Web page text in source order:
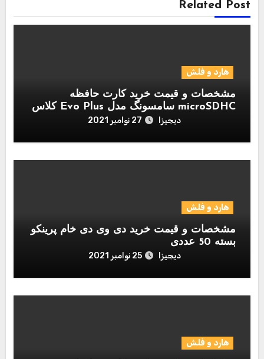
Related Post
هارد و فلش
مشخصات و قیمت خرید کارت حافظه
microSDHC سامسونگ مدل Evo Plus کلاس
دیجیزا 27 نوامبر 2021
هارد و فلش
مشخصات و قیمت خرید دی وی دی خام پرینکو
بسته 50 عددی
دیجیزا 25 نوامبر 2021
هارد و فلش